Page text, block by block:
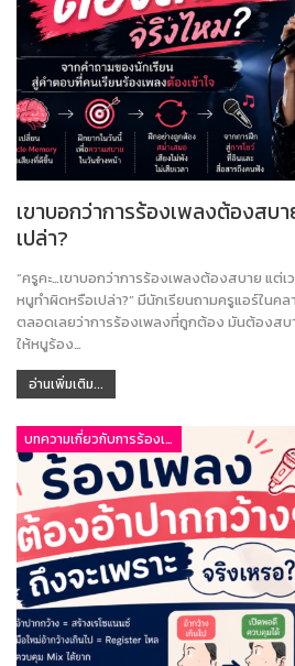
เขาบอกว่าการร้องเพลงต้องสบ
เปล่า?
“ครูคะ…เขาบอกว่าการร้องเพลงต้องสบาย แต่
หนูทำผิดหรือเปล่า?” มีนักเรียนถามครูแอร์ในคล
ตลอดเลยว่าการร้องเพลงที่ถูกต้อง มันต้องสบ
ให้หนูร้อง…
อ่านเพิ่มเติม...
บทความเกี่ยวกับการร้องเพลง